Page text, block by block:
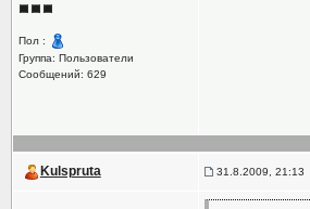
Пол :
Группа: Пользователи
Сообщений: 629
Kulspruta 31.8.2009, 21:13